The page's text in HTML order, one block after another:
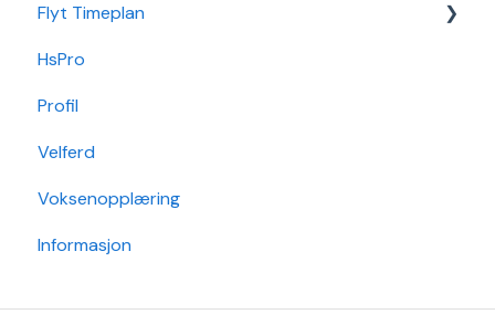
Økonomi
Nettverk
Elevportal
Foresattportal
Min Skole - Ansattapp
Min Skole - Foresattapp
SFO
Arkiv/VSA
Godkjenning
Hendelse
Hovedperson
Post
Sak
Flyt Timeplan
Daglig bruk
Min side/ansatt
Timeplanlegging
Rapporter
Grunndata
HsPro
Profil
Velferd
Voksenopplæring
Informasjon